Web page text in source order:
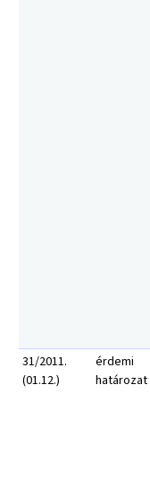
31/2011.
(01.12.)
érdemi
határozat